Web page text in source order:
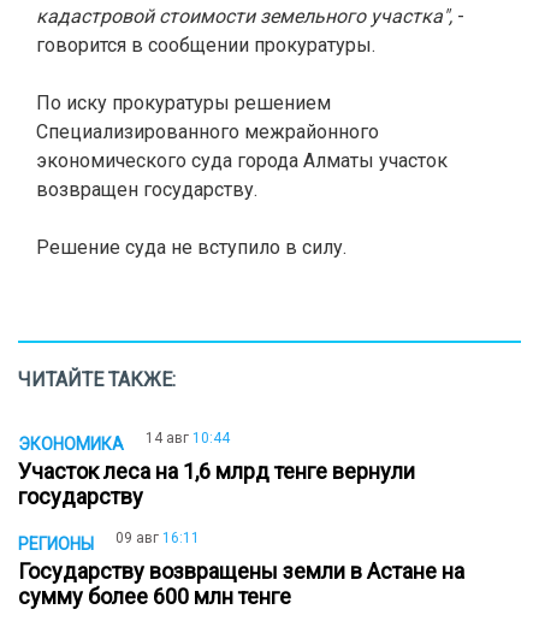
кадастровой стоимости земельного участка", -
говорится в сообщении прокуратуры.
По иску прокуратуры решением
Специализированного межрайонного
экономического суда города Алматы участок
возвращен государству.
Решение суда не вступило в силу.
ЧИТАЙТЕ ТАКЖЕ:
ЭКОНОМИКА 14 авг 10:44
Участок леса на 1,6 млрд тенге вернули
государству
РЕГИОНЫ 09 авг 16:11
Государству возвращены земли в Астане на
сумму более 600 млн тенге